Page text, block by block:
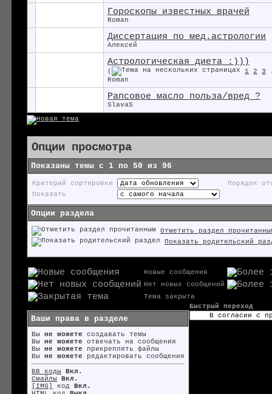
Гороскопы известных врачей
Roman
Диссертация по мед.астрологии
Алексей
Астрологическая диета :)))
( 1 2 3
Roman
Рапсовое масло польза/вред ?
SlavaS
Опции просмотра
Показаны темы с 1 по 50 из 96
Критерий сортировки
Порядок
Показать
Опции раздела
Отметить раздел
Показать родительский
Новые сообщения
Нет новых сообщений
Тема закрыта
Ваши права в разделе
Вы не можете создавать темы
Вы не можете отвечать на сообщения
Вы не можете прикреплять файлы
Вы не можете редактировать сообщения
BB коды
Вкл.
Смайлы
Вкл.
[IMG]
код Вкл.
Быстрый переход